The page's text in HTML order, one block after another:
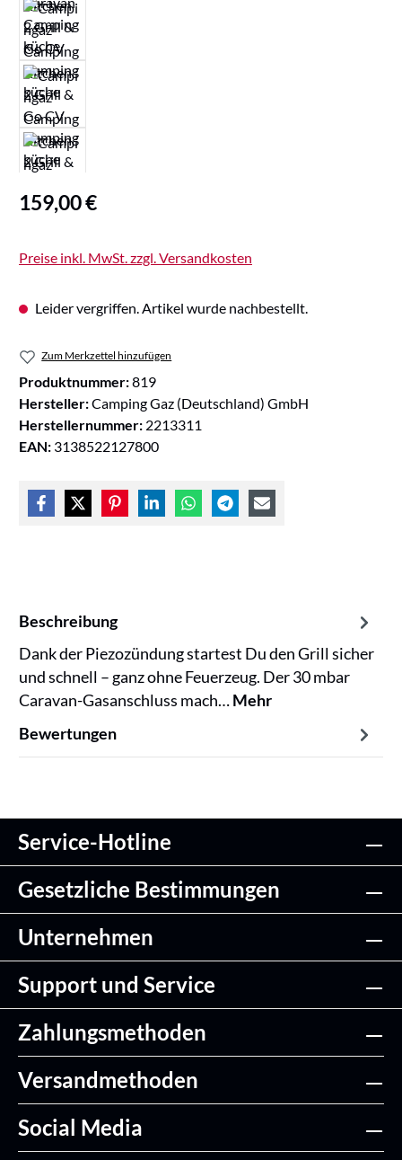
Regulärer Preis:
159,00 €
Preise inkl. MwSt. zzgl. Versandkosten
Leider vergriffen. Artikel wurde nachbestellt.
Zum Merkzettel hinzufügen
Produktnummer:819
Hersteller:Camping Gaz (Deutschland) GmbH
Herstellernummer: 2213311
EAN: 3138522127800
Beschreibung
Dank der Piezozündung startest Du den Grill sicher
und schnell – ganz ohne Feuerzeug. Der 30 mbar
Caravan-Gasanschluss mach…Mehr
Bewertungen
Service-Hotline
Gesetzliche Bestimmungen
Unternehmen
Support und Service
Zahlungsmethoden
Versandmethoden
Social Media